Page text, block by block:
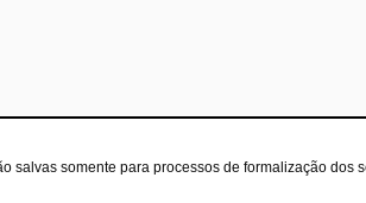
salvas somente para processos de formalização dos